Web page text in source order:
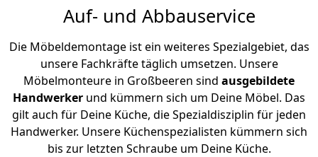
Auf- und Abbauservice
Die Möbeldemontage ist ein weiteres Spezialgebiet, das
unsere Fachkräfte täglich umsetzen. Unsere
Möbelmonteure in Großbeeren sind ausgebildete
Handwerker und kümmern sich um Deine Möbel. Das
gilt auch für Deine Küche, die Spezialdisziplin für jeden
Handwerker. Unsere Küchenspezialisten kümmern sich
bis zur letzten Schraube um Deine Küche.